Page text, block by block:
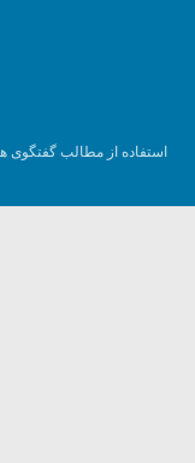
استفاده از مطالب